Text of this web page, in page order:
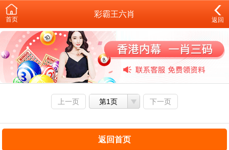
首页
彩霸王六肖
返回
上一页 第1页 下一页
返回首页